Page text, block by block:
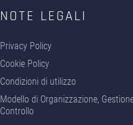
NOTE LEGALI
Privacy Policy
Cookie Policy
Condizioni di utilizzo
Modello di Organizzazione,
Controllo